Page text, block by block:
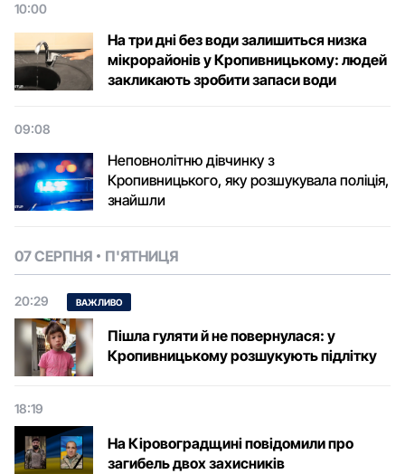
10:00
На три дні без води залишиться низка
мікрорайонів у Кропивницькому: людей
закликають зробити запаси води
09:08
Неповнолітню дівчинку з
Кропивницького, яку розшукувала поліція,
знайшли
07 СЕРПНЯ П'ЯТНИЦЯ
20:29 ВАЖЛИВО
Пішла гуляти й не повернулася: у
Кропивницькому розшукують підлітку
18:19
На Кіровоградщині повідомили про
загибель двох захисників